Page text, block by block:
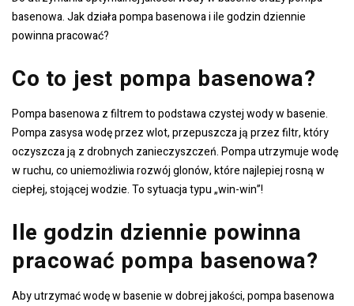
basenowa. Jak działa pompa basenowa i ile godzin dziennie
powinna pracować?
Co to jest pompa basenowa?
Pompa basenowa z filtrem to podstawa czystej wody w basenie.
Pompa zasysa wodę przez wlot, przepuszcza ją przez filtr, który
oczyszcza ją z drobnych zanieczyszczeń. Pompa utrzymuje wodę
w ruchu, co uniemożliwia rozwój glonów, które najlepiej rosną w
ciepłej, stojącej wodzie. To sytuacja typu „win-win”!
Ile godzin dziennie powinna
pracować pompa basenowa?
Aby utrzymać wodę w basenie w dobrej jakości, pompa basenowa